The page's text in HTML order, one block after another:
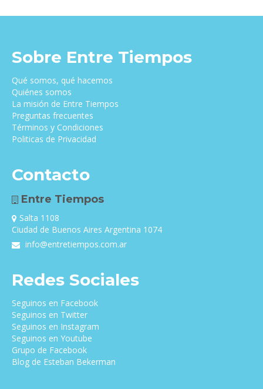
Sobre Entre Tiempos
Qué somos, qué hacemos
Quiénes somos
La misión de Entre Tiempos
Preguntas frecuentes
Términos y Condiciones
Politicas de Privacidad
Contacto
Entre Tiempos
Salta 1108
Ciudad de Buenos Aires Argentina 1074
info@entretiempos.com.ar
Redes Sociales
Seguinos en Facebook
Seguinos en Twitter
Seguinos en Instagram
Seguinos en Youtube
Grupo de Facebook
Blog de Esteban Bekerman